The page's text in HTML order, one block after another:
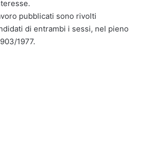
pubblicati sono rivolti
di entrambi i sessi, nel pieno
1977.